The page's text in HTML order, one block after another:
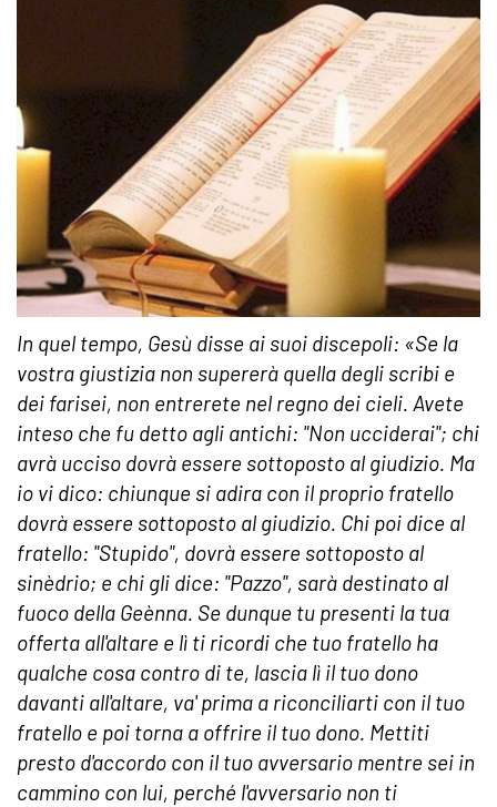
In quel tempo, Gesù disse ai suoi discepoli: «Se la
vostra giustizia non supererà quella degli scribi e
dei farisei, non entrerete nel regno dei cieli. Avete
inteso che fu detto agli antichi: "Non ucciderai"; chi
avrà ucciso dovrà essere sottoposto al giudizio. Ma
io vi dico: chiunque si adira con il proprio fratello
dovrà essere sottoposto al giudizio. Chi poi dice al
fratello: "Stupido", dovrà essere sottoposto al
sinèdrio; e chi gli dice: "Pazzo", sarà destinato al
fuoco della Geènna. Se dunque tu presenti la tua
offerta all'altare e lì ti ricordi che tuo fratello ha
qualche cosa contro di te, lascia lì il tuo dono
davanti all'altare, va' prima a riconciliarti con il tuo
fratello e poi torna a offrire il tuo dono. Mettiti
presto d'accordo con il tuo avversario mentre sei in
cammino con lui, perché l'avversario non ti